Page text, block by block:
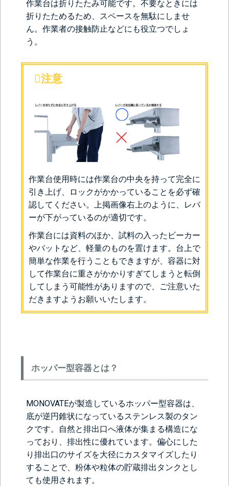
作業台は折りたたみ可能です。不要なときには
折りたためるため、スペースを無駄にしませ
ん。作業者の接触防止などにも役立つでしょ
う。
注意
作業台使用時には作業台の中央を持って完全に
引き上げ、ロックがかかっていることを必ず確
認してください。上掲画像右上のように、レバ
ーが下がっているのが適切です。
作業台には資料のほか、試料の入ったビーカー
やバットなど、軽量のものを置けます。台上で
簡単な作業を行うこともできますが、容器に対
して作業台に重さがかかりすぎてしまうと転倒
してしまう可能性がありますので、ご注意いた
だきますようお願いいたします。
ホッパー型容器とは？
MONOVATEが製造しているホッパー型容器は、
底が逆円錐状になっているステンレス製のタン
クです。自然と排出口へ液体が集まる構造にな
っており、排出性に優れています。偏心にした
り排出口のサイズを大径にカスタマイズしたり
することで、粉体や粒体の貯蔵排出タンクとし
ても使用されます。